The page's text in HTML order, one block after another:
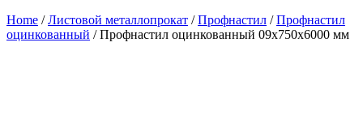
Home /Листовой металлопрокат /Профнастил /Профнастил
оцинкованный / Профнастил оцинкованный 09x750x6000 мм